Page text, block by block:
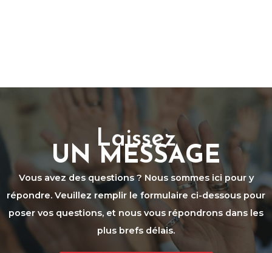
Laissez
UN MESSAGE
Vous avez des questions ? Nous sommes ici pour y
répondre. Veuillez remplir le formulaire ci-dessous pour
poser vos questions, et nous vous répondrons dans les
plus brefs délais.